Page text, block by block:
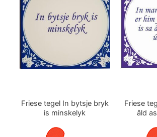
Friese tegel In bytsje bryk
is minskelyk
Friese
âld